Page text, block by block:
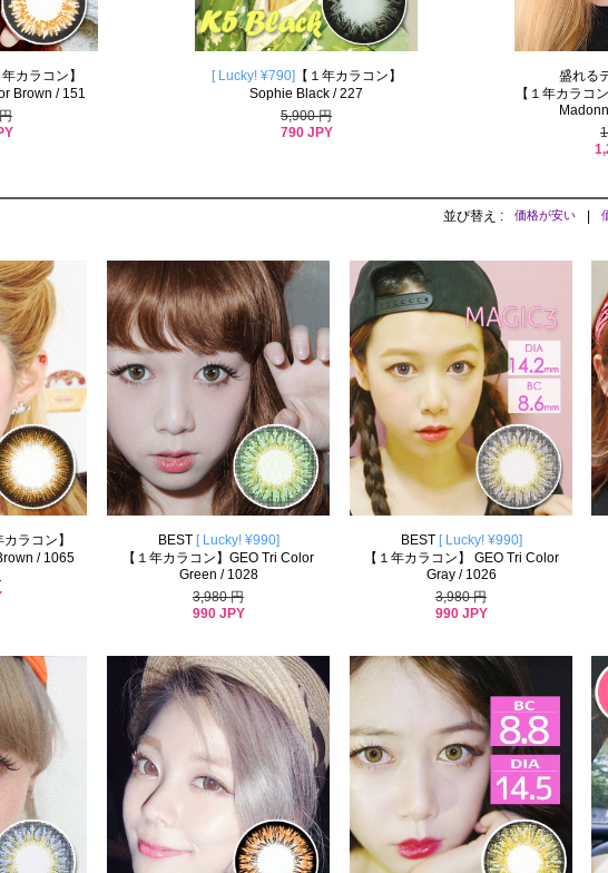
年カラコン】
Brown / 151
[ Lucky! ¥790] 【１年カラコン】
Sophie Black / 227
5,900 円
790 JPY
盛れる
【１年カラコ
並び替え : 価格が安い
カラコン】
/ 1065
BEST[ Lucky! ¥990]
【１年カラコン】GEO Tri Color
Green / 1028
3,980 円
990 JPY
BEST[ Lucky! ¥990]
【１年カラコン】 GEO Tri Color
Gray / 1026
3,980 円
990 JPY